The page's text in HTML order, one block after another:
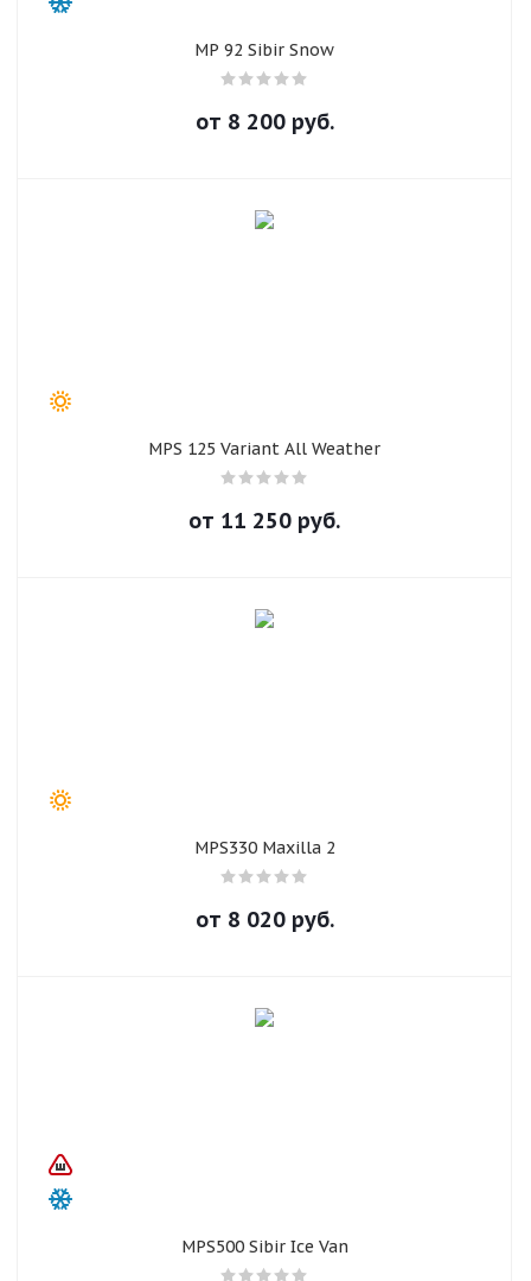
MP 92 Sibir Snow
от 8 200руб.
MPS 125 Variant All Weather
от 11 250 руб.
MPS330 Maxilla 2
от 8 020руб.
MPS500 Sibir Ice Van